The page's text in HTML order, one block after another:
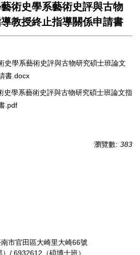
術史學系藝術史評與古物
教授終止指導關係申請書
史學系藝術史評與古物研究碩士班論文
書.docx
史學系藝術史評與古物研究碩士班論文指
.pdf
瀏覽數: 383
市官田區大崎里大崎66號
/ 6932612（碩博士班）